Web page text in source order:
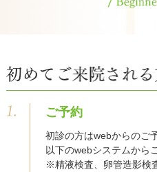
ご予約
初診の方はwebからのご
以下のwebシステムから
※精液検査、卵管造影検